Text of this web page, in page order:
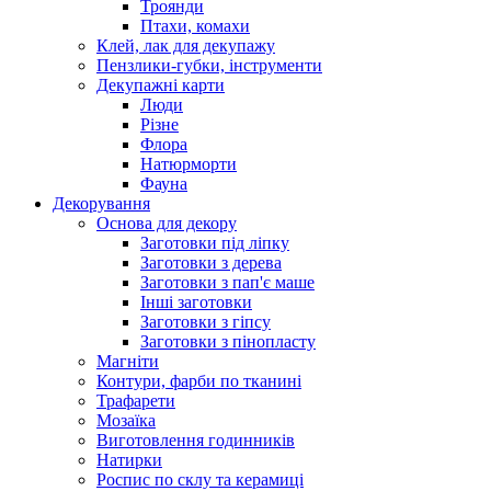
Троянди
Птахи, комахи
Клей, лак для декупажу
Пензлики-губки, інструменти
Декупажні карти
Люди
Різне
Флора
Натюрморти
Фауна
Декорування
Основа для декору
Заготовки під ліпку
Заготовки з дерева
Заготовки з пап'є маше
Інші заготовки
Заготовки з гіпсу
Заготовки з пінопласту
Магніти
Контури, фарби по тканині
Трафарети
Мозаїка
Виготовлення годинників
Натирки
Роспис по склу та керамиці